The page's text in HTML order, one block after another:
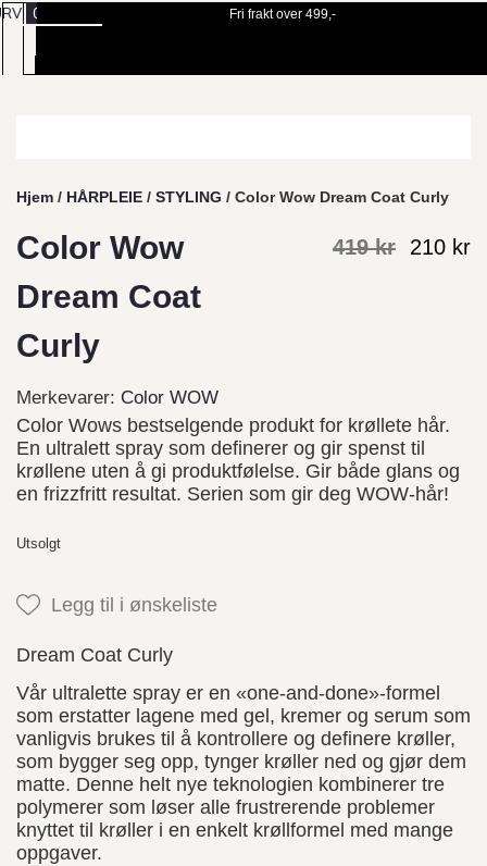
MENY
0
BESTILL
Fri frakt over 499,-
Hjem / HÅRPLEIE / STYLING / Color Wow Dream Coat Curly
Color Wow
Dream Coat
Curly
Merkevarer: Color WOW
419kr 210 kr
Color Wows bestselgende produkt for krøllete hår.
En ultralett spray som definerer og gir spenst til
krøllene uten å gi produktfølelse. Gir både glans og
en frizzfritt resultat. Serien som gir deg WOW-hår!
Utsolgt
Legg til i ønskeliste
Dream Coat Curly
Vår ultralette spray er en «one-and-done»-formel
som erstatter lagene med gel, kremer og serum som
vanligvis brukes til å kontrollere og definere krøller,
som bygger seg opp, tynger krøller ned og gjør dem
matte. Denne helt nye teknologien kombinerer tre
polymerer som løser alle frustrerende problemer
knyttet til krøller i en enkelt krøllformel med mange
oppgaver.